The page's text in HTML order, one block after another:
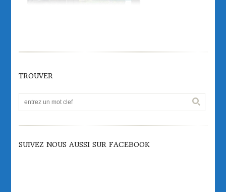
TROUVER
SUIVEZ NOUS AUSSI SUR FACEBOOK